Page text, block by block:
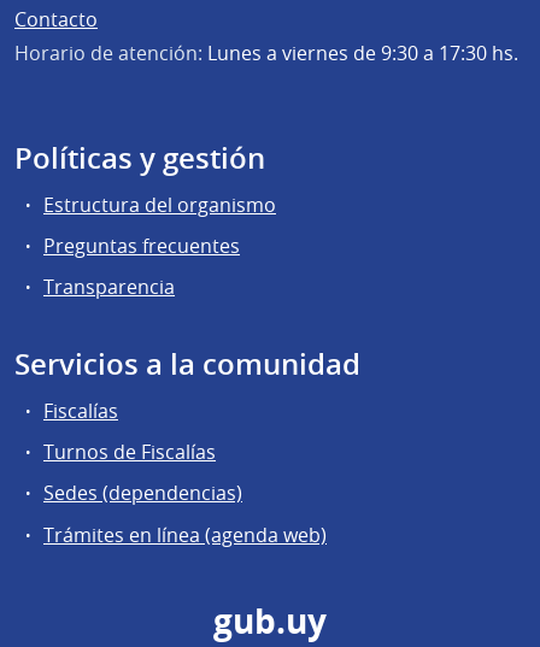
Contacto
Horario de atención: Lunes a viernes de 9:30 a 17:30 hs.
Políticas y gestión
Estructura del organismo
Preguntas frecuentes
Transparencia
Servicios a la comunidad
Fiscalías
Turnos de Fiscalías
Sedes (dependencias)
Trámites en línea (agenda web)
gub.uy